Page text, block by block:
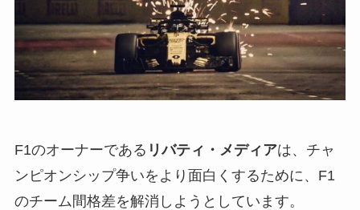
F1のオーナーである リバティ・メディアは、チャ
ンピオンシップ争いをより面白くするために、F1
のチーム間格差を解消しようとしています。